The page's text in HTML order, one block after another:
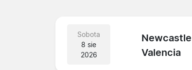
Sobota
8 sie
2026
Newcastle
Valencia